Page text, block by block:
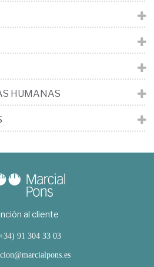
HUMANAS
al cliente
91 304 33 03